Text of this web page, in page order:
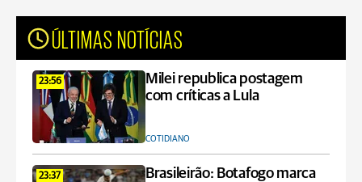
ÚLTIMAS NOTÍCIAS
23:56
Milei republica postagem
com críticas a Lula
COTIDIANO
23:37
Brasileirão: Botafogo marca